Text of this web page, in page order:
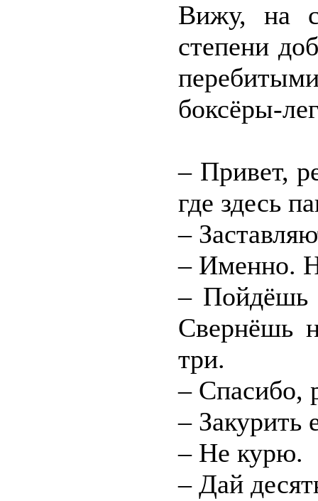
Вижу, на
степени
боксёры-
– Привет,
где здесь
–
– Именно.
– Пойдёшь
Свернёшь
три.
– Спасибо,
– Закурить
– Не курю.
– Дай